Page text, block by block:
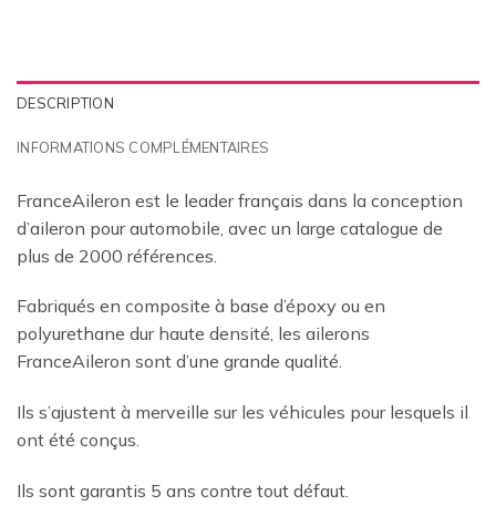
DESCRIPTION
INFORMATIONS COMPLÉMENTAIRES
FranceAileron est le leader français dans la conception
d’aileron pour automobile, avec un large catalogue de
plus de 2000 références.
Fabriqués en composite à base d’époxy ou en
polyurethane dur haute densité, les ailerons
FranceAileron sont d’une grande qualité.
Ils s’ajustent à merveille sur les véhicules pour lesquels il
ont été conçus.
Ils sont garantis 5 ans contre tout défaut.